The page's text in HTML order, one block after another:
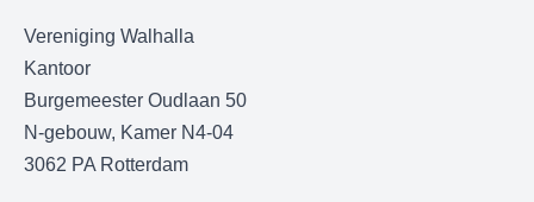
Vereniging Walhalla
Kantoor
Burgemeester Oudlaan 50
N-gebouw, Kamer N4-04
3062 PA Rotterdam